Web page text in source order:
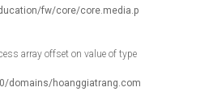
fw/core/core.media.p
array offset on value of type
domains/hoanggiatrang.com